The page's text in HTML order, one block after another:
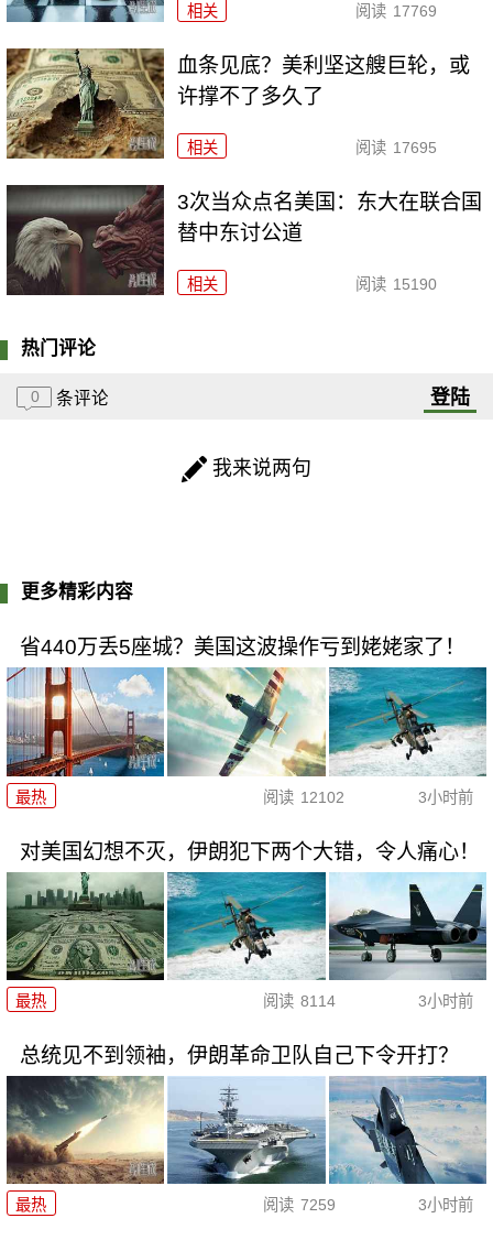
相关 阅读 17769
血条见底？美利坚这艘巨轮，或
许撑不了多久了
相关 阅读 17695
3次当众点名美国：东大在联合国
替中东讨公道
相关 阅读 15190
热门评论
0 条评论 登陆
我来说两句
更多精彩内容
省440万丢5座城？美国这波操作亏到姥姥家了！
最热 阅读 12102 3小时前
对美国幻想不灭，伊朗犯下两个大错，令人痛心！
最热 阅读 8114 3小时前
总统见不到领袖，伊朗革命卫队自己下令开打？
最热 阅读 7259 3小时前